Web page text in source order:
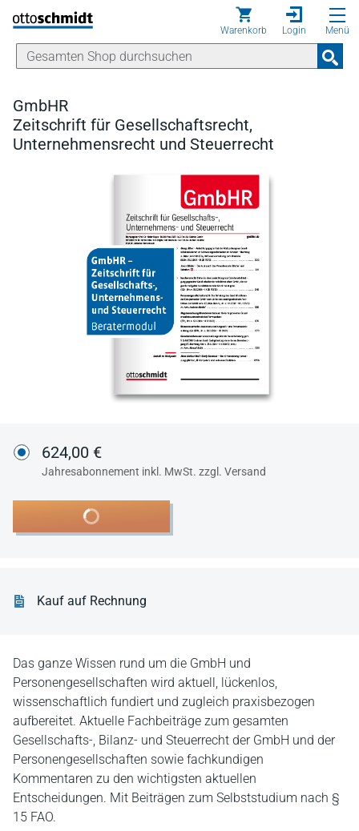
Direkt zum Inhalt
Warenkorb Login Menü
GmbHR
Zeitschrift für Gesellschaftsrecht,
Unternehmensrecht und Steuerrecht
Das ganze Wissen rund um die GmbH und
Personengesellschaften wird aktuell, lückenlos,
wissenschaftlich fundiert und zugleich praxisbezogen
aufbereitet. Aktuelle Fachbeiträge zum gesamten
Gesellschafts-, Bilanz- und Steuerrecht der GmbH und der
Personengesellschaften sowie fachkundigen
Kommentaren zu den wichtigsten aktuellen
Entscheidungen. Mit Beiträgen zum Selbststudium nach §
15 FAO.
624,00 €
Jahresabonnement inkl. MwSt. zzgl. Versand
In den Warenkorb
Kauf auf Rechnung